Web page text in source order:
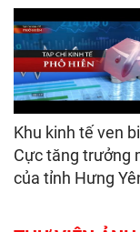
Khu kinh tế ven
Cực tăng trưởng
của tỉnh Hưng